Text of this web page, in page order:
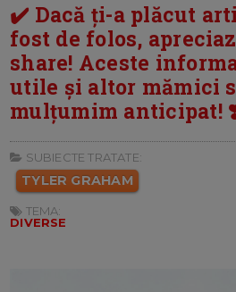
✔️ Dacă ți-a plăcut
fost de folos,
share! Aceste
utile și altor mămici
mulțumim anticipat!
SUBIECTE TRATATE:
TYLER GRAHAM
TEMA:
DIVERSE